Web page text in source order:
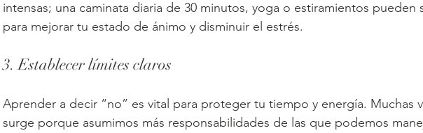
intensas; una caminata diaria de 30 minutos, yoga o estiramientos pueden
para mejorar tu estado de ánimo y disminuir el estrés.
3. Establecer límites claros
Aprender a decir “no” es vital para proteger tu tiempo y energía. Muchas
surge porque asumimos más responsabilidades de las que podemos